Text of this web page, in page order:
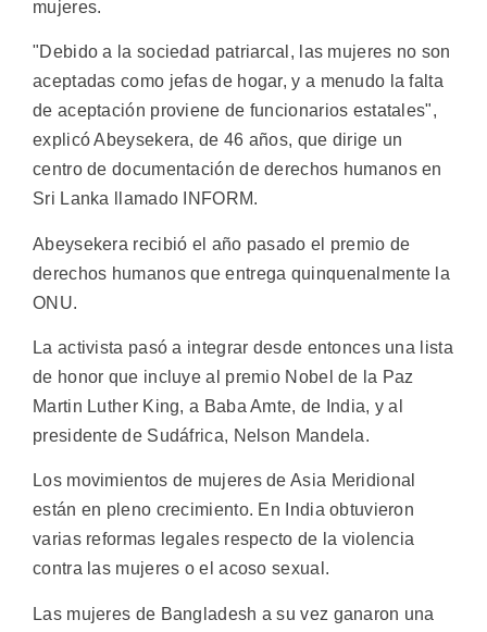
mujeres.
"Debido a la sociedad patriarcal, las mujeres no son
aceptadas como jefas de hogar, y a menudo la falta
de aceptación proviene de funcionarios estatales",
explicó Abeysekera, de 46 años, que dirige un
centro de documentación de derechos humanos en
Sri Lanka llamado INFORM.
Abeysekera recibió el año pasado el premio de
derechos humanos que entrega quinquenalmente la
ONU.
La activista pasó a integrar desde entonces una lista
de honor que incluye al premio Nobel de la Paz
Martin Luther King, a Baba Amte, de India, y al
presidente de Sudáfrica, Nelson Mandela.
Los movimientos de mujeres de Asia Meridional
están en pleno crecimiento. En India obtuvieron
varias reformas legales respecto de la violencia
contra las mujeres o el acoso sexual.
Las mujeres de Bangladesh a su vez ganaron una